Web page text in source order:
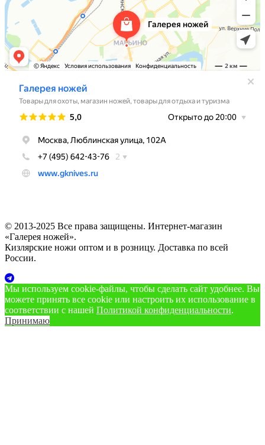
© 2013-2025 Все права защищены. Интернет-магазин
«Галерея ножей».
Кизлярские ножи оптом и в розницу. Доставка по всей
России.
Мы используем cookie‑файлы, чтобы сделать сайт удобнее. Вы
можете принять все cookie или настроить их использование в
соответствии с нашей Политикой конфиденциальности.
Принимаю